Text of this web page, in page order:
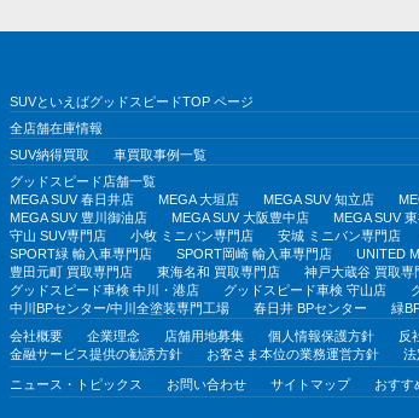
SUVといえばグッドスピードTOP ページ
全店舗在庫情報
SUV納得買取
車買取事例一覧
グッドスピード店舗一覧
MEGA SUV 春日井店
MEGA 大垣店 MEGA SUV 知立店
MEGA SUV 豊川御油店
MEGA SUV 大阪豊中店 MEGA SUV
守山 SUV専門店
小牧 ミニバン専門店 安城 ミニバン専門店
SPORT緑 輸入車専門店
SPORT岡崎 輸入車専門店
UNITED
豊田元町 買取専門店
東海名和 買取専門店 神戸大蔵谷 買取専
グッドスピード車検 中川・港店
グッドスピード車検 守山店
中川BPセンター/中川全塗装専門工場
春日井 BPセンター 緑
会社概要 企業理念 店舗用地募集 個人情報保護方針 反
金融サービス提供の勧誘方針
お客さま本位の業務運営方針 法
ニュース・トピックス お問い合わせ サイトマップ おすす